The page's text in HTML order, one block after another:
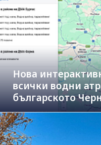
Нова
всички водни
българското